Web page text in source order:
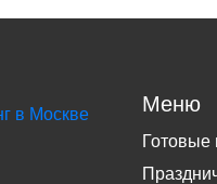
Меню
Готовые